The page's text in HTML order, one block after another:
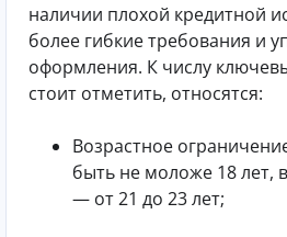
наличии плохой кредитной
более гибкие требования и
оформления. К числу
стоит отметить, относятся:
Возрастное
быть не моложе 18 лет,
— от 21 до 23 лет;